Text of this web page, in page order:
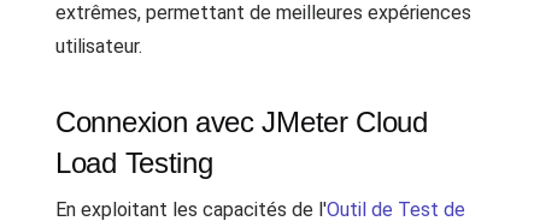
extrêmes, permettant de meilleures expériences
utilisateur.
Connexion avec JMeter Cloud
Load Testing
En exploitant les capacités de l'Outil de Test de